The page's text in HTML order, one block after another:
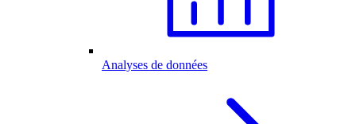
Analyses de données